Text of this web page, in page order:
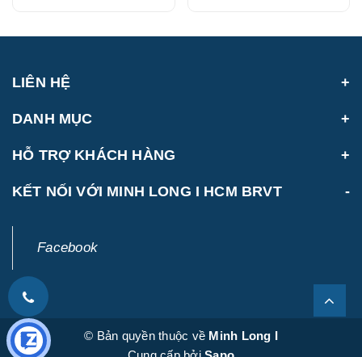
LIÊN HỆ
DANH MỤC
HỖ TRỢ KHÁCH HÀNG
KẾT NỐI VỚI MINH LONG I HCM BRVT
Facebook
© Bản quyền thuộc về Minh Long I